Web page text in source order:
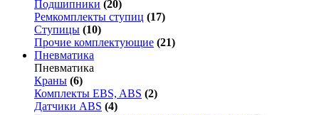
Подшипники (20)
Ремкомплекты ступиц (17)
Ступицы (10)
Прочие комплектующие (21)
Пневматика
Пневматика
Краны (6)
Комплекты EBS, ABS (2)
Датчики ABS (4)